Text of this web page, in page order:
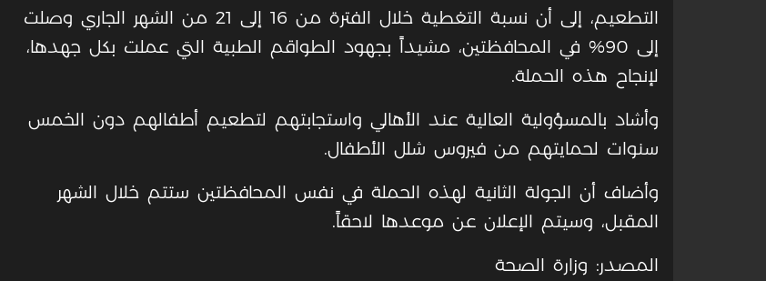
التطعيم، إلى أن نسبة التغطية خلال الفترة من 16 إلى 21 من الشهر الجاري وصلت
إلى 90% في المحافظتين، مشيداً بجهود الطواقم الطبية التي عملت بكل جهدها،
لإنجاح هذه الحملة.
وأشاد بالمسؤولية العالية عند الأهالي واستجابتهم لتطعيم أطفالهم دون الخمس
سنوات لحمايتهم من فيروس شلل الأطفال.
وأضاف أن الجولة الثانية لهذه الحملة في نفس المحافظتين ستتم خلال الشهر
المقبل، وسيتم الإعلان عن موعدها لاحقاً.
المصدر: وزارة الصحة